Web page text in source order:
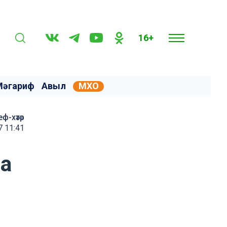
16+
Авыл МХО
хәтәр
11:41